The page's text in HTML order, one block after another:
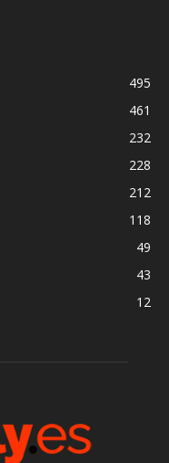
495
461
232
228
212
118
49
43
12